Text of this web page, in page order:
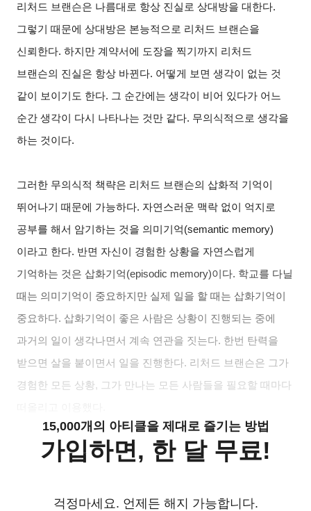
리처드 브랜슨은 나름대로 항상 진실로 상대방을 대한다.
그렇기 때문에 상대방은 본능적으로 리처드 브랜슨을
신뢰한다. 하지만 계약서에 도장을 찍기까지 리처드
브랜슨의 진실은 항상 바뀐다. 어떻게 보면 생각이 없는 것
같이 보이기도 한다. 그 순간에는 생각이 비어 있다가 어느
순간 생각이 다시 나타나는 것만 같다. 무의식적으로 생각을
하는 것이다.
그러한 무의식적 책략은 리처드 브랜슨의 삽화적 기억이
뛰어나기 때문에 가능하다. 자연스러운 맥락 없이 억지로
공부를 해서 암기하는 것을 의미기억(semantic memory)
이라고 한다. 반면 자신이 경험한 상황을 자연스럽게
기억하는 것은 삽화기억(episodic memory)이다. 학교를 다닐
때는 의미기억이 중요하지만 실제 일을 할 때는 삽화기억이
중요하다. 삽화기억이 좋은 사람은 상황이 진행되는 중에
과거의 일이 생각나면서 계속 연관을 짓는다. 한번 탄력을
받으면 살을 붙이면서 일을 진행한다. 리처드 브랜슨은 그가
경험한 모든 상황, 그가 만나는 모든 사람들을 필요할 때마다
15,000개의 아티클을 제대로 즐기는 방법
가입하면, 한 달 무료!
걱정마세요. 언제든 해지 가능합니다.